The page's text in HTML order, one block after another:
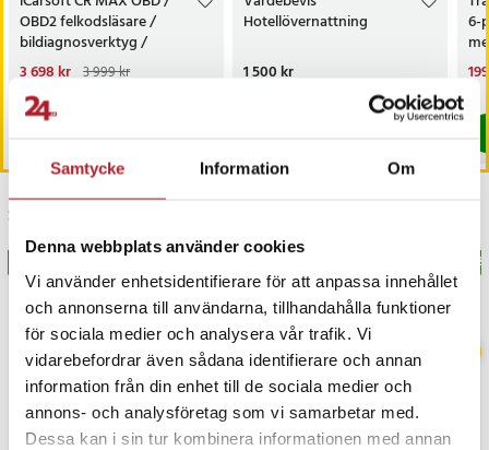
Samtycke Information Om
Denna webbplats använder cookies
Vi använder enhetsidentifierare för att anpassa innehållet
och annonserna till användarna, tillhandahålla funktioner
för sociala medier och analysera vår trafik. Vi
vidarebefordrar även sådana identifierare och annan
information från din enhet till de sociala medier och
annons- och analysföretag som vi samarbetar med.
Dessa kan i sin tur kombinera informationen med annan
OBD2 felkodsläsare /
bildiagnosverktyg /
diagnosverktyg för bil
Nuvarande pris:
3 698 kr 3 999 kr
I lager, levereras inom 1-2 vardagar
Hotellövernattning
Pris:1 500 kr
1 500 kr
I lager, levereras inom 1-2 vardagar
6-
Senast besökta